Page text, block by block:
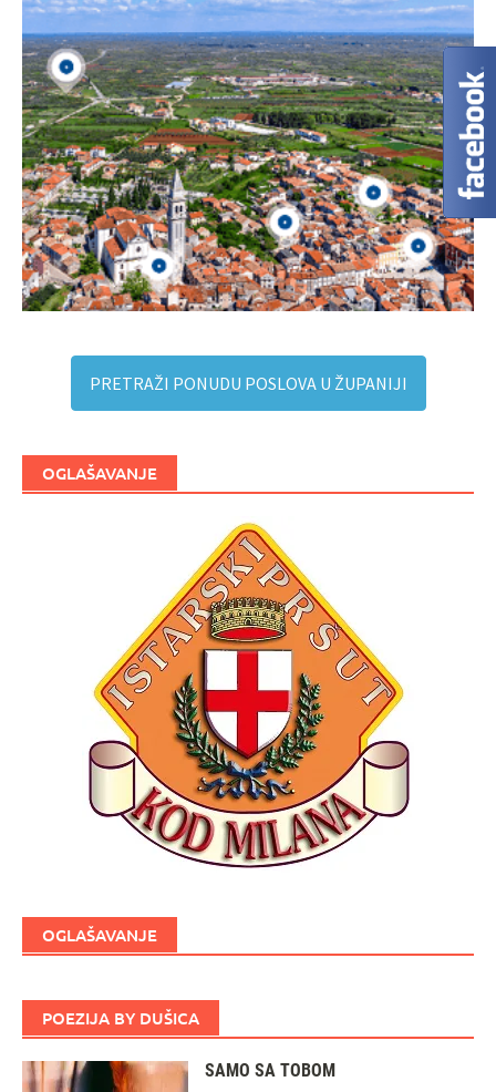
PRETRAŽI PONUDU POSLOVA U ŽUPANIJI
OGLAŠAVANJE
OGLAŠAVANJE
POEZIJA BY DUŠICA
SAMO SA TOBOM